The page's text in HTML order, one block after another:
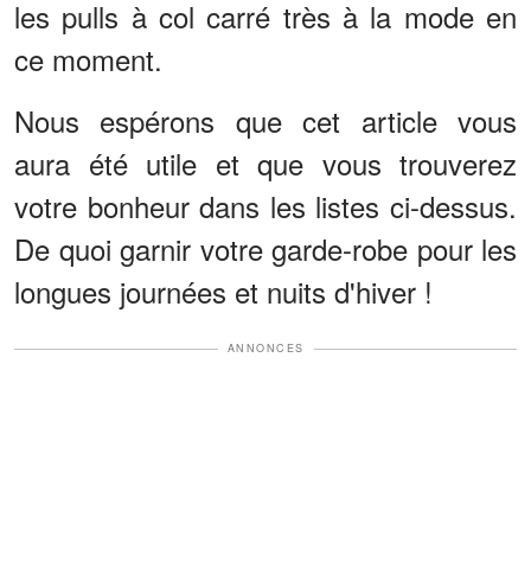
les pulls à col carré très à la mode en
ce moment.
Nous espérons que cet article vous
aura été utile et que vous trouverez
votre bonheur dans les listes ci-dessus.
De quoi garnir votre garde-robe pour les
longues journées et nuits d'hiver !
ANNONCES